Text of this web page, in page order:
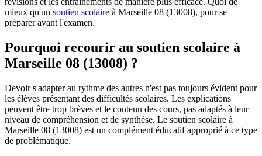
mieux qu'un soutien scolaire à Marseille 08 (13008), pour se
préparer avant l'examen.
Pourquoi recourir au soutien scolaire à
Marseille 08 (13008) ?
Devoir s'adapter au rythme des autres n'est pas toujours évident pour
les élèves présentant des difficultés scolaires. Les explications
peuvent être trop brèves et le contenu des cours, pas adaptés à leur
niveau de compréhension et de synthèse. Le soutien scolaire à
Marseille 08 (13008) est un complément éducatif approprié à ce type
de problématique.